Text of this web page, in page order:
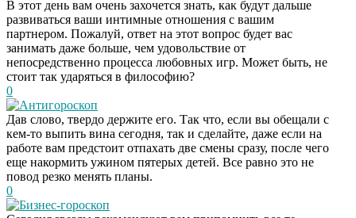
В этот день вам очень захочется знать, как будут дальше
развиваться ваши интимные отношения с вашим
партнером. Пожалуй, ответ на этот вопрос будет вас
занимать даже больше, чем удовольствие от
непосредственно процесса любовных игр. Может быть, не
стоит так ударяться в философию?
0
Антигороскоп
Дав слово, твердо держите его. Так что, если вы обещали с
кем-то выпить вина сегодня, так и сделайте, даже если на
работе вам предстоит отпахать две смены сразу, после чего
еще накормить ужином пятерых детей. Все равно это не
повод резко менять планы.
0
Бизнес-гороскоп